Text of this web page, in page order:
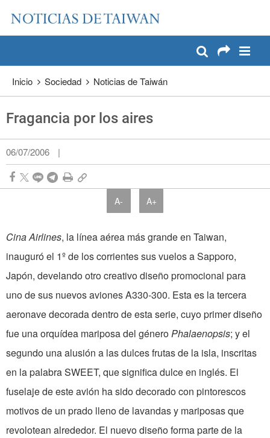
Pase a contenido principal
Inicio Sociedad Noticias de Taiwán
Fragancia por los aires
06/07/2006 |
A- A+
Cina Airlines, la línea aérea más grande en Taiwan,
inauguró el 1º de los corrientes sus vuelos a Sapporo,
Japón, develando otro creativo diseño promocional para
uno de sus nuevos aviones A330-300. Esta es la tercera
aeronave decorada dentro de esta serie, cuyo primer diseño
fue una orquídea mariposa del géneroPhalaenopsis; y el
segundo una alusión a las dulces frutas de la isla, inscritas
en la palabra SWEET, que significa dulce en inglés. El
fuselaje de este avión ha sido decorado con pintorescos
motivos de un prado lleno de lavandas y mariposas que
revolotean alrededor. El nuevo diseño forma parte de la